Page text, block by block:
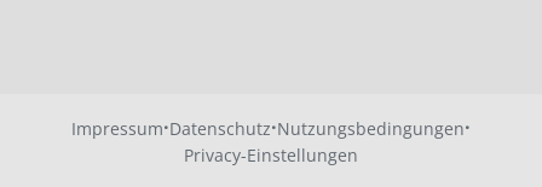
Impressum·Datenschutz·Nutzungsbedingungen·
Privacy-Einstellungen